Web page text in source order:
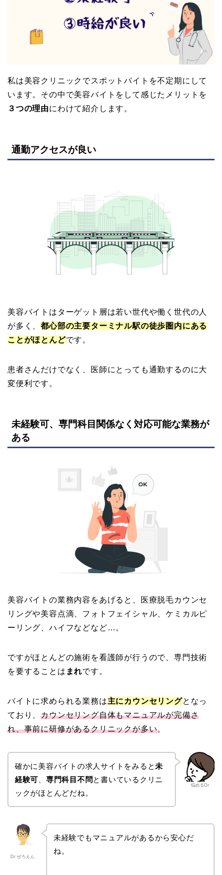
私は美容クリニックでスポットバイトを不定期にして
います。その中で美容バイトをして感じたメリットを
３つの理由にわけて紹介します。
通勤アクセスが良い
美容バイトはターゲット層は若い世代や働く世代の人
が多く、都心部の主要ターミナル駅の徒歩圏内にある
ことがほとんどです。
患者さんだけでなく、医師にとっても通勤するのに大
変便利です。
未経験可、専門科目関係なく対応可能な業務が
ある
美容バイトの業務内容をあげると、医療脱毛カウンセ
リングや美容点滴、フォトフェイシャル、ケミカルピ
ーリング、ハイフなどなど…。
ですがほとんどの施術を看護師が行うので、専門技術
を要することは まれです。
バイトに求められる業務は主にカウンセリングとなっ
ており、カウンセリング自体もマニュアルが完備さ
れ、事前に研修があるクリニックが多い。
悩めるDr
確かに美容バイトの求人サイトをみると未
経験可
専門科目不問 と書いているクリニ
ックがほとんどだね。
Dr.ぜろえん
未経験でもマニュアルがあるから安心だ
ね。